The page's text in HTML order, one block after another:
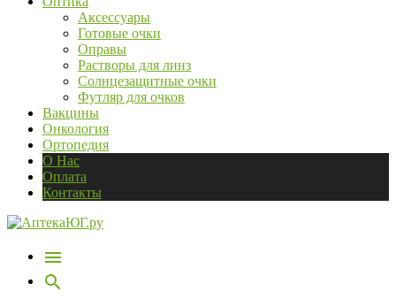
Аксессуары
Готовые очки
Оправы
Растворы для линз
Солнцезащитные очки
Футляр для очков
Вакцины
Онкология
Ортопедия
О Нас
Оплата
Контакты